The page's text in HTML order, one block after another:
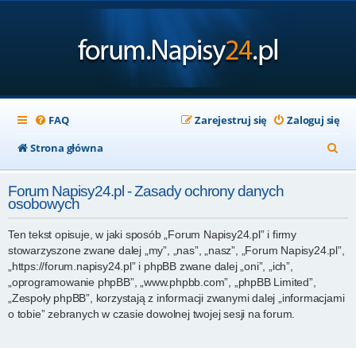
FAQ Zaloguj się
Zarejestruj się
Strona główna
z
k
Forum Napisy24.pl - Zasady ochrony danych
osobowych
Ten tekst opisuje, w jaki sposób „Forum Napisy24.pl” i firmy
stowarzyszone zwane dalej „my”, „nas”, „nasz”, „Forum Napisy24.pl”,
„https://forum.napisy24.pl” i phpBB zwane dalej „oni”, „ich”,
„oprogramowanie phpBB”, „www.phpbb.com”, „phpBB Limited”,
„Zespoły phpBB”, korzystają z informacji zwanymi dalej „informacjami
o tobie” zebranych w czasie dowolnej twojej sesji na forum.